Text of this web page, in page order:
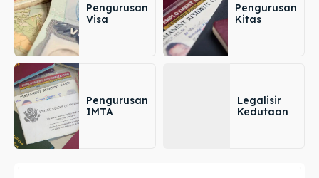
Pengurusan
Visa
Pengurusan
Kitas
Pengurusan
IMTA
Legalisir
Kedutaan